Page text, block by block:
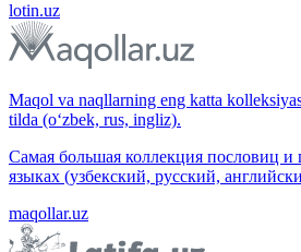
lotin.uz
Maqol va naqllarning eng katta
tilda (o‘zbek, rus, ingliz).
Самая большая коллекция пословиц и
языках (узбекский, русский,
maqollar.uz